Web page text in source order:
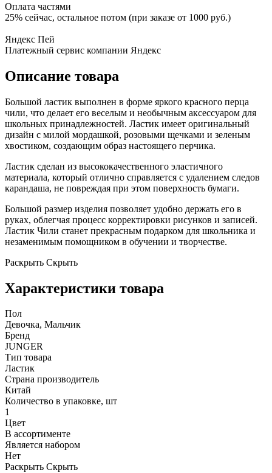
Оплата частями
25% сейчас, остальное потом (при заказе от 1000 руб.)
Яндекс Пей
Платежный сервис компании Яндекс
Описание товара
Большой ластик выполнен в форме яркого красного перца
чили, что делает его веселым и необычным аксессуаром для
школьных принадлежностей. Ластик имеет оригинальный
дизайн с милой мордашкой, розовыми щечками и зеленым
хвостиком, создающим образ настоящего перчика.
Ластик сделан из высококачественного эластичного
материала, который отлично справляется с удалением следов
карандаша, не повреждая при этом поверхность бумаги.
Большой размер изделия позволяет удобно держать его в
руках, облегчая процесс корректировки рисунков и записей.
Ластик Чили станет прекрасным подарком для школьника и
незаменимым помощником в обучении и творчестве.
Раскрыть Скрыть
Характеристики товара
Пол
Девочка, Мальчик
Бренд
JUNGER
Тип товара
Ластик
Страна производитель
Китай
Количество в упаковке, шт
1
Цвет
В ассортименте
Является набором
Нет
Раскрыть Скрыть